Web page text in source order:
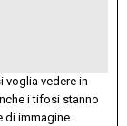
voglia vedere in
i tifosi stanno
di immagine.